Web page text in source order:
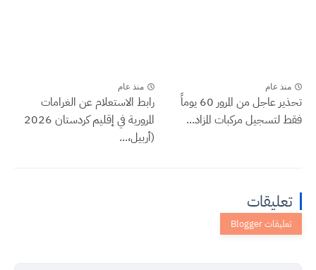
منذ عام
تحذير عاجل من المرور 60 يوماً
فقط لتسجيل مركبات المزاد...
منذ عام
رابط الاستعلام عن الغرامات
المرورية في إقليم كردستان 2026
(أربيل،...
تعليقات